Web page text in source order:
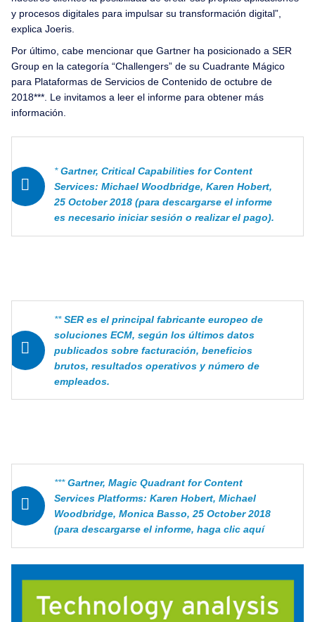
y procesos digitales para impulsar su transformación digital”,
explica Joeris.
Por último, cabe mencionar que Gartner ha posicionado a SER
Group en la categoría “Challengers” de su Cuadrante Mágico
para Plataformas de Servicios de Contenido de octubre de
2018***. Le invitamos a leer el informe para obtener más
información.
*Gartner, Critical Capabilities for Content
Services: Michael Woodbridge, Karen Hobert,
25 October 2018 (para descargarse el informe
es necesario iniciar sesión o realizar el pago).
**SER es el principal fabricante europeo de
soluciones ECM, según los últimos datos
publicados sobre facturación, beneficios
brutos, resultados operativos y número de
empleados.
***Gartner, Magic Quadrant for Content
Services Platforms: Karen Hobert, Michael
Woodbridge, Monica Basso, 25 October 2018
(para descargarse el informe, haga clic aquí